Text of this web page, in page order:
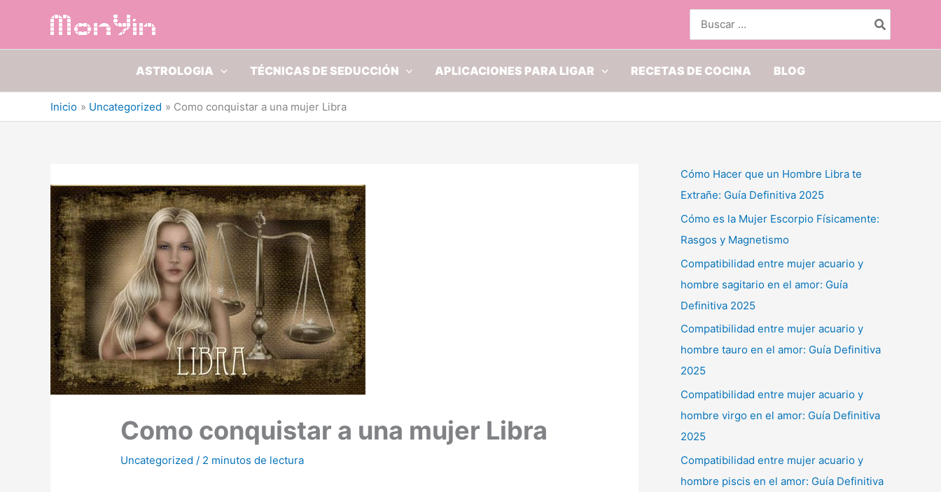
por:
ASTROLOGIA TÉCNICAS DE SEDUCCIÓN APLICACIONES PARA LIGAR RECETAS DE COCINA BLOG
Inicio Uncategorized Como conquistar a una mujer Libra
Como conquistar a una mujer Libra
Uncategorized / 2 minutos de lectura
Cómo Hacer que un Hombre Libra te
Extrañe: Guía Definitiva 2025
Cómo es la Mujer Escorpio Físicamente:
Rasgos y Magnetismo
Compatibilidad entre mujer acuario y
hombre sagitario en el amor: Guía
Definitiva 2025
Compatibilidad entre mujer acuario y
hombre tauro en el amor: Guía Definitiva
2025
Compatibilidad entre mujer acuario y
hombre virgo en el amor: Guía Definitiva
2025
Compatibilidad entre mujer acuario y
hombre piscis en el amor: Guía Definitiva